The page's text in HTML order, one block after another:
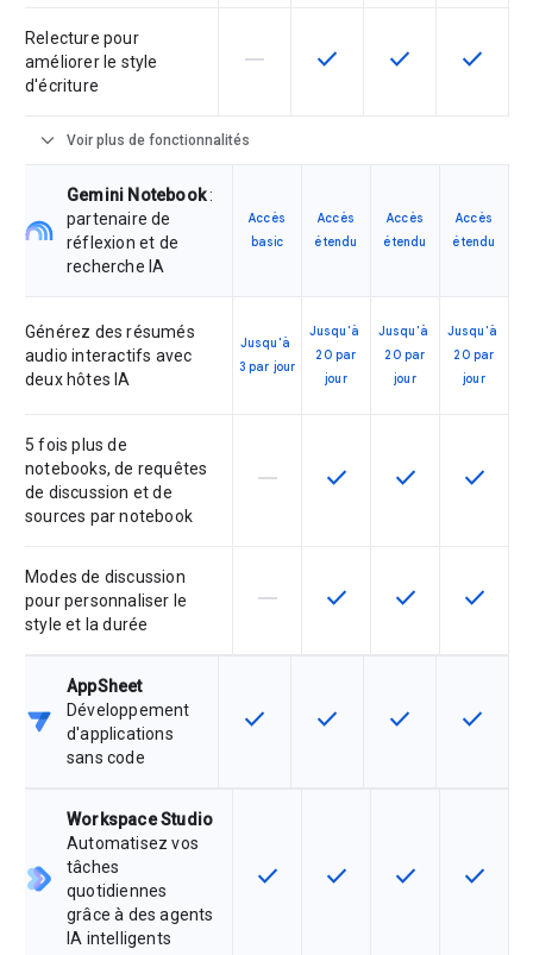
Relecture pour
améliorer le style
d'écriture
Cette fonctionnalité n'est pas
horizontal_rule Cette fonctionnalité est
check Cette
check Cette
check
expand_more Voir plus de fonctionnalités
Gemini Notebook:
partenaire de
réflexion et de
recherche IA
Accès
basic
Accès
étendu
Accès
étendu
Accès
étendu
Générez des résumés
audio interactifs avec
deux hôtes IA
Jusqu'à
3 par jour
Jusqu'à
20 par
jour
Jusqu'à
20 par
jour
Jusqu'à
20 par
jour
5 fois plus de
notebooks, de requêtes
de discussion et de
sources par notebook
Cette fonctionnalité n'est pas
horizontal_rule Cette fonctionnalité est
check Cette
check Cette
check
Modes de discussion
pour personnaliser le
style et la durée
Cette fonctionnalité n'est pas
horizontal_rule Cette fonctionnalité est
check Cette
check Cette
check
AppSheet
Développement
d'applications
sans code
Cette fonctionnalité est disponible
check Cette fonctionnalité est
check Cette
check Cette
check
Workspace Studio
Automatisez vos
tâches
quotidiennes
grâce à des agents
IA intelligents
Cette fonctionnalité est
check Cette fonctionnalité est
check Cette
check Cette
check